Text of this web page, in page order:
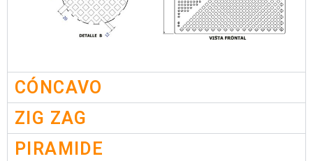
CÓNCAVO
ZIG ZAG
PIRAMIDE